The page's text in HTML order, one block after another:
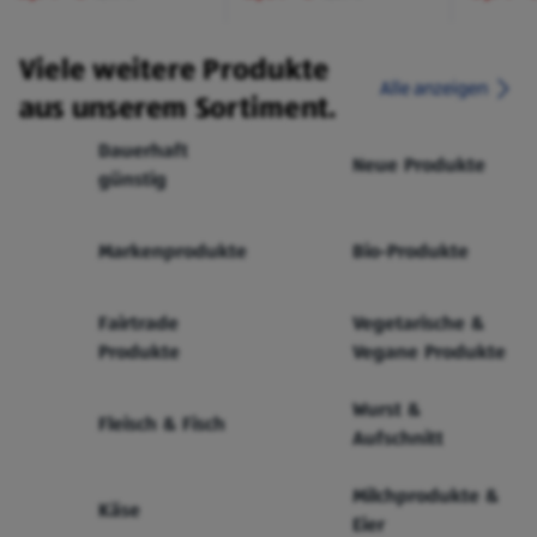
Viele weitere Produkte
aus unserem Sortiment.
Alle anzeigen
Dauerhaft
günstig
Neue Produkte
Markenprodukte Bio-Produkte
Fairtrade
Produkte
Vegetarische &
Vegane Produkte
Fleisch & Fisch
Wurst &
Aufschnitt
Käse
Milchprodukte &
Eier